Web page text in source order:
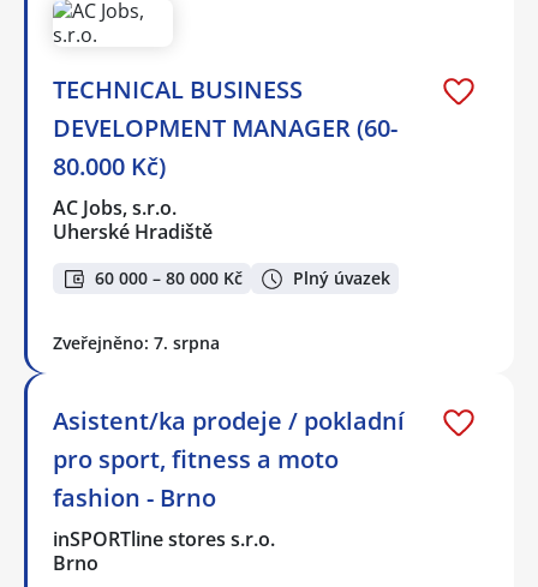
TECHNICAL BUSINESS
DEVELOPMENT MANAGER (60-
80.000 Kč)
AC Jobs, s.r.o.
Uherské Hradiště
60 000 – 80 000 Kč Plný úvazek
Zveřejněno: 7. srpna
Asistent/ka prodeje / pokladní
pro sport, fitness a moto
fashion - Brno
inSPORTline stores s.r.o.
Brno